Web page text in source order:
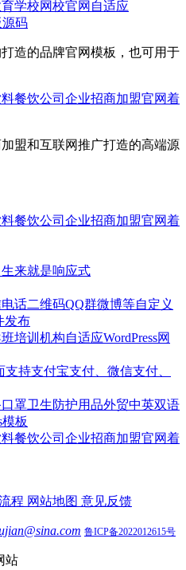
学校网校官网自适应
源码
造的品牌官网模板，也可用于
餐饮公司企业招商加盟官网着
盟和互联网推广打造的高端源
餐饮公司企业招商加盟官网着
来就是响应式
话二维码QQ群微博等自定义
发布
培训机构自适应WordPress网
支持支付宝支付、微信支付、
罩卫生防护用品外贸中英双语
板
餐饮公司企业招商加盟官网着
程 网站地图 意见反馈
鲁ICP备2022012615号